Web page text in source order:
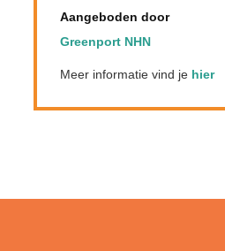
Aangeboden door
Greenport NHN
Meer informatie vind je hier